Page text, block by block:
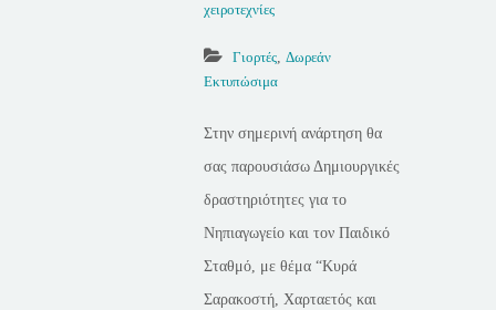
χειροτεχνίες
Γιορτές, Δωρεάν
Εκτυπώσιμα
Στην σημερινή ανάρτηση θα
σας παρουσιάσω Δημιουργικές
δραστηριότητες για το
Νηπιαγωγείο και τον Παιδικό
Σταθμό, με θέμα “Κυρά
Σαρακοστή, Χαρταετός και